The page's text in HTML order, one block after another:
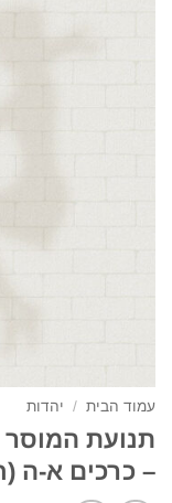
עמוד הבית / יהדות
תנועת המוסר
– כרכים א-ה